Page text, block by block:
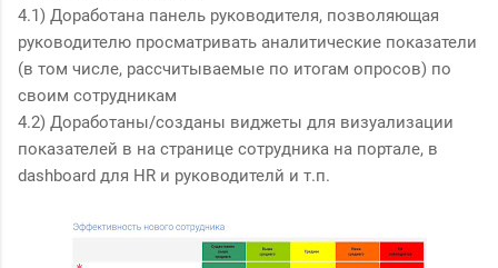
4.1) Доработана панель руководителя, позволяющая
руководителю просматривать аналитические показатели
(в том числе, рассчитываемые по итогам опросов) по
своим сотрудникам
4.2) Доработаны/созданы виджеты для визуализации
показателей в на странице сотрудника на портале, в
dashboard для HR и руководителй и т.п.